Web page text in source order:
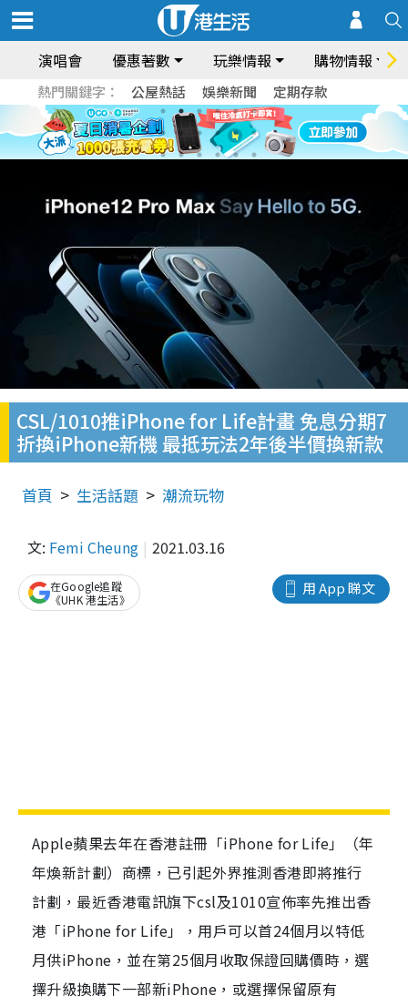
演唱會 優惠著數 玩樂情報 購物情報
熱門關鍵字： 公屋熱話 娛樂新聞 定期存款
CSL/1010推iPhone for Life計畫 免息分期7
折換iPhone新機 最抵玩法2年後半價換新款
首頁 生活話題 潮流玩物
文: Femi Cheung 2021.03.16
用 App 睇文
在Google追蹤
《UHK 港生活》
Apple蘋果去年在香港註冊「iPhone for Life」（年
年煥新計劃）商標，已引起外界推測香港即將推行
計劃，最近香港電訊旗下csl及1010宣佈率先推出香
港「iPhone for Life」，用戶可以首24個月以特低
月供iPhone，並在第25個月收取保證回購價時，選
擇升級換購下一部新iPhone，或選擇保留原有